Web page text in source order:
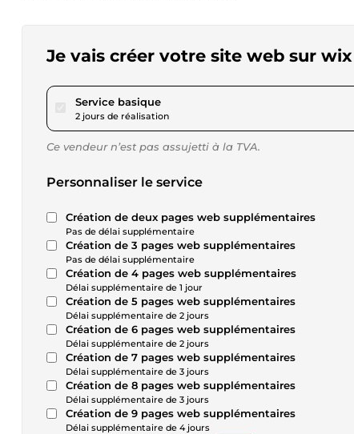
Je vais créer votre site web sur wix
Service basiquepour 17,28 $US
2 jours de réalisation
Ce vendeur n’est pas assujetti à la TVA.
Personnaliser le service
Création de deux pages web supplémentaires
Pas de délai supplémentaire
Création de 3 pages web supplémentaires
Pas de délai supplémentaire
Création de 4 pages web supplémentaires
Délai supplémentaire de 1 jour
Création de 5 pages web supplémentaires
Délai supplémentaire de 2 jours
Création de 6 pages web supplémentaires
Délai supplémentaire de 2 jours
Création de 7 pages web supplémentaires
Délai supplémentaire de 3 jours
Création de 8 pages web supplémentaires
Délai supplémentaire de 3 jours
Création de 9 pages web supplémentaires
Délai supplémentaire de 4 jours